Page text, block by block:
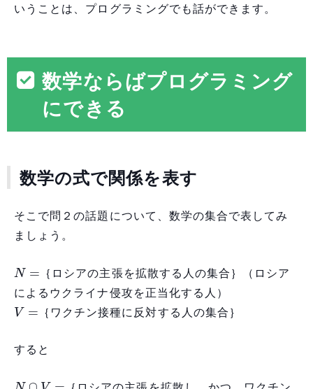
いうことは、プログラミングでも話ができます。
数学ならばプログラミング
にできる
数学の式で関係を表す
そこで問２の話題について、数学の集合で表してみ
ましょう。
｛ロシアの主張を拡散する人の集合｝（ロシア
によるウクライナ侵攻を正当化する人）
V =
｛ワクチン接種に反対する人の集合｝
すると
N∩ V=